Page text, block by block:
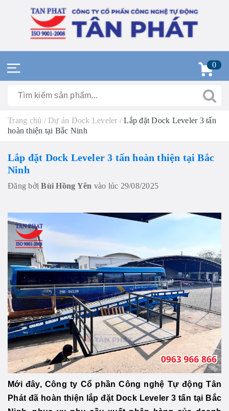
0
Trang chủ / Dự án Dock Leveler /Lắp đặt Dock Leveler 3 tấn
hoàn thiện tại Bắc Ninh
Lắp đặt Dock Leveler 3 tấn hoàn thiện tại Bắc
Ninh
Đăng bởiBùi Hồng Yên vào lúc 29/08/2025
Mới đây, Công ty Cổ phần Công nghệ Tự động Tân
Phát đã hoàn thiện lắp đặt Dock Leveler 3 tấn tại Bắc